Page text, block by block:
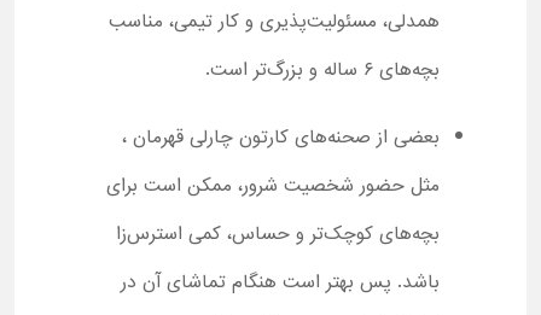
همدلی، مسئولیت‌پذیری و کار تیمی، مناسب
بچه‌های ۶ ساله و بزرگ‌تر است.
بعضی از صحنه‌های کارتون چارلی قهرمان ،
مثل حضور شخصیت شرور، ممکن است برای
بچه‌های کوچک‌تر و حساس‌، کمی استرس‌زا
باشد. پس بهتر است هنگام تماشای آن در